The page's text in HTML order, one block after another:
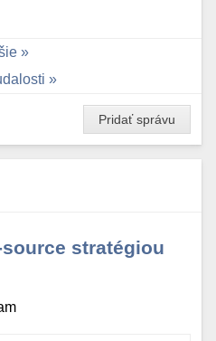
Pridať správu
stratégiou